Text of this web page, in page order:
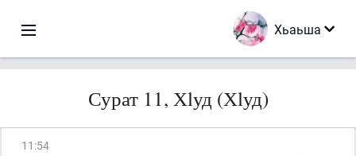
Хьаьша
Сурат 11, Хlуд (Хlуд)
11 :54